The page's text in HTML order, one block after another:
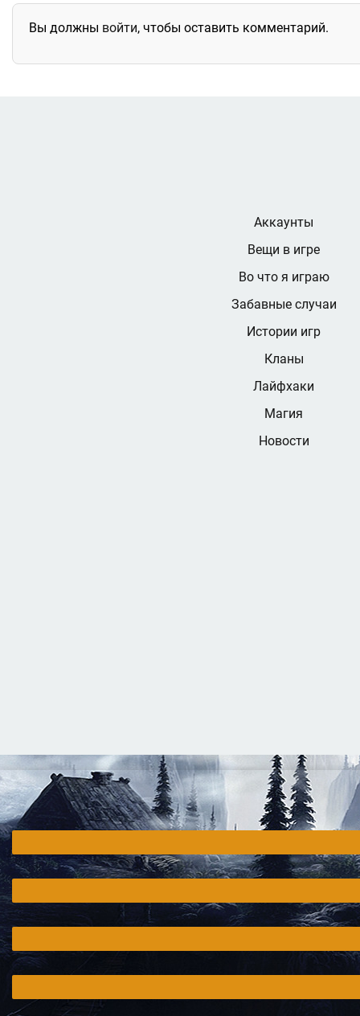
Вы должны войти, чтобы оставить комментарий.
Аккаунты
Вещи в игре
Во что я играю
Забавные случаи
Истории игр
Кланы
Лайфхаки
Магия
Новости